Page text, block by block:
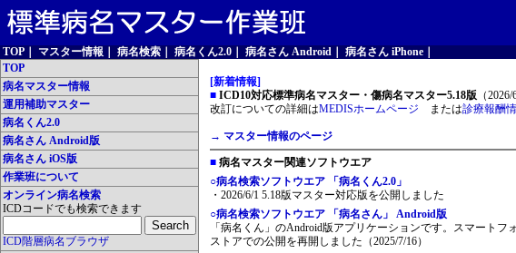
TOP マスター情報 病名検索 病名くん2.0 病名さん Android 病名さん iPhone
TOP
病名マスター情報
運用補助マスター
病名くん2.0
病名さん Android版
病名さん iOS版
作業班について
オンライン病名検索
ICDコードでも検索できます
ICD階層病名ブラウザ
[新着情報]
■ ICD10対応標準病名マスター・傷病名マスター5.18版 （2026/
改訂についての詳細はMEDISホームページ または診療報酬
→ マスター情報のページ
■ 病名マスター関連ソフトウエア
○病名検索ソフトウエア 「病名くん2.0」
・2026/6/1 5.18版マスター対応版を公開しました
○病名検索ソフトウエア 「病名さん」 Android版
「病名くん」のAndroid版アプリケーションです。スマートフ
ストアでの公開を再開しました（2025/7/16）